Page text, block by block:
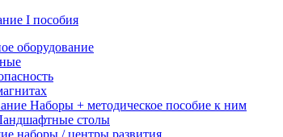
I пособия
оборудование
Наборы + методическое пособие к ним
столы
наборы / центры развития